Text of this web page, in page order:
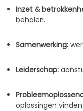
Inzet &
behalen.
Samenwerking:
Leiderschap:
oplossingen vinden.